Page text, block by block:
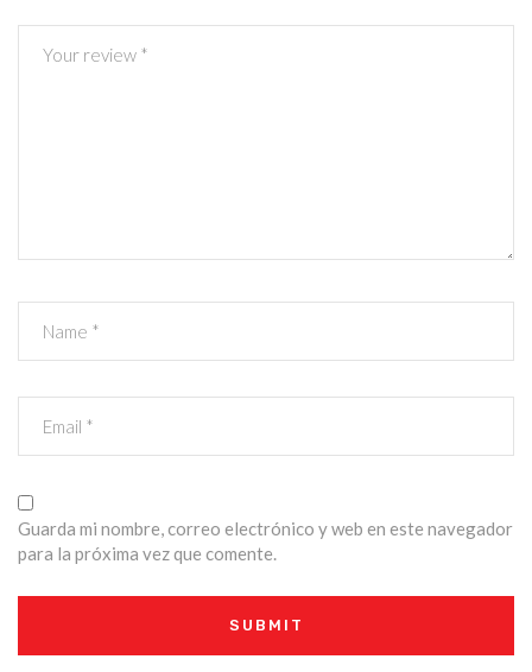
Guarda mi nombre, correo electrónico y web en este navegador
para la próxima vez que comente.